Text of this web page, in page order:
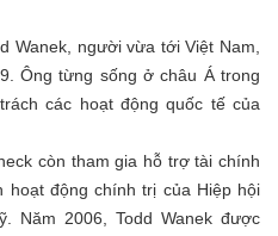
Wanek, người vừa tới Việt Nam,
Ông từng sống ở châu Á trong
các hoạt động quốc tế của
còn tham gia hỗ trợ tài chính
hoạt động chính trị của Hiệp hội
Năm 2006, Todd Wanek được